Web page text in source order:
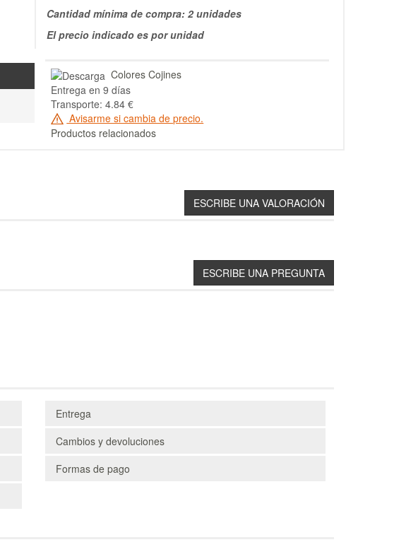
Cantidad mínima de compra: 2 unidades
El precio indicado es por unidad
Colores Cojines
Entrega en 9 días
Transporte: 4.84 €
Avisarme si cambia de precio.
Productos relacionados
Entrega
Cambios y devoluciones
Formas de pago